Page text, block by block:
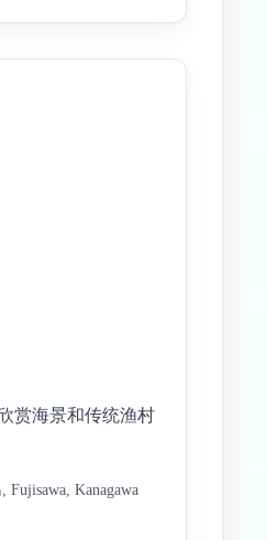
赏海景和传统渔村
Fujisawa, Kanagawa